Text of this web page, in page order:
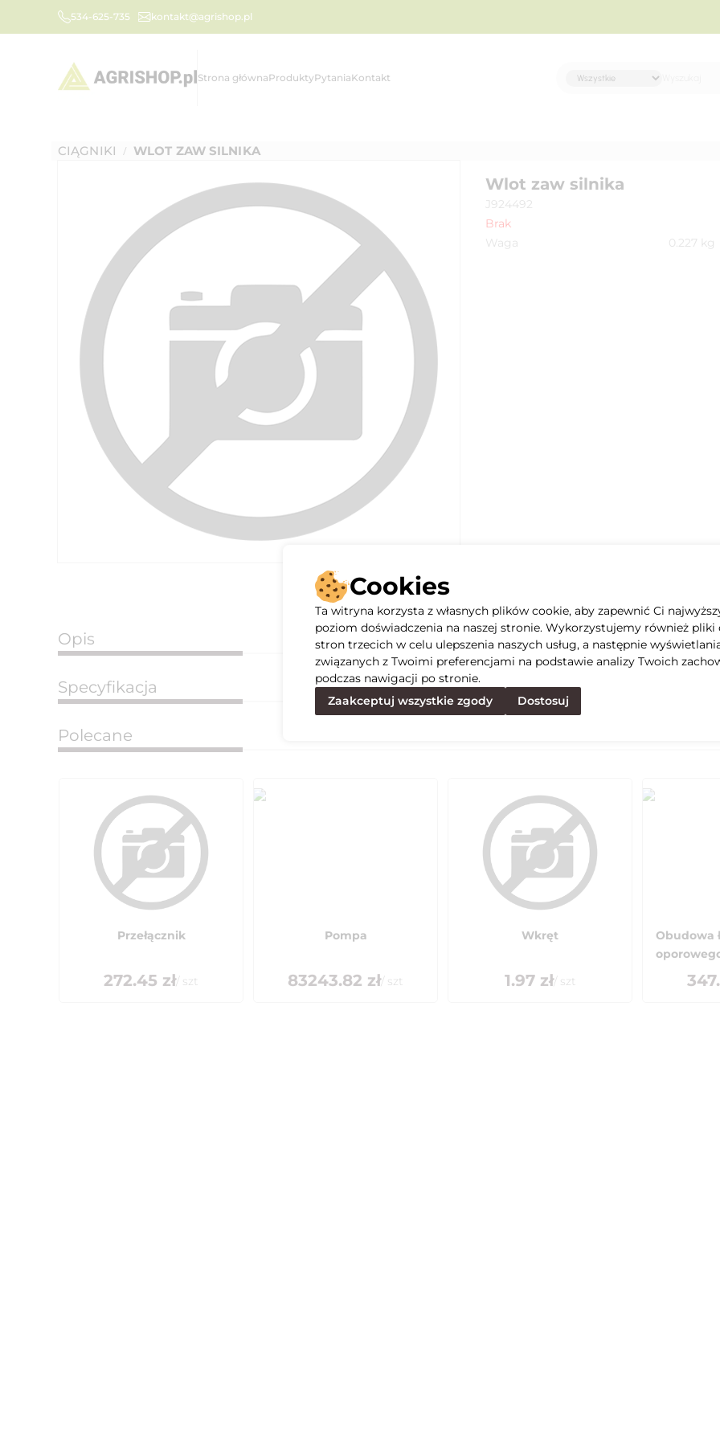
534-625-735 kontakt@agrishop.pl
Strona głównaProduktyPytaniaKontakt
CIĄGNIKI / WLOT ZAW SILNIKA
Wlot zaw silnika
J924492
Brak
Waga
0.227 kg
Opis
Specyfikacja
Polecane
Przełącznik
272.45 zł/ szt
Pompa
83243.82 zł/ szt
Wkręt
1.97zł/ szt
Obudowa
Cookies
Ta witryna korzysta z własnych plików cookie, aby zapewnić Ci
poziom doświadczenia na naszej stronie. Wykorzystujemy również pliki
stron trzecich w celu ulepszenia naszych usług, a następnie
związanych z Twoimi preferencjami na podstawie analizy Twoich
podczas nawigacji po stronie.
Zaakceptuj wszystkie zgody
Dostosuj